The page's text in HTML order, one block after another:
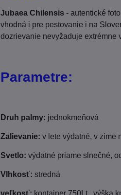
Jubaea Chilensis - autentické
vhodná i pre pestovanie i na
dozrievanie nevyžaduje extrémne
Parametre:
Druh palmy: jednokmeňová
Zalievanie: v lete výdatné, v zime
Svetlo: výdatné priame slnečné,
Vlhkosť: stredná
veľkosť: kontajner 750Lt., výška